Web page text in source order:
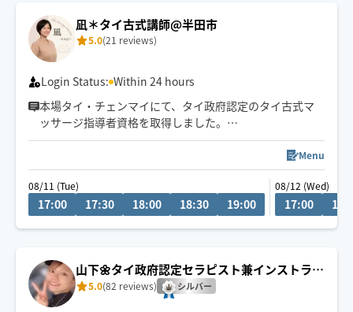
凪＊タイ古式講師@半田市
5.0(21 reviews)
Login Status: Within 24 hours
本場タイ・チェンマイにて、タイ政府認定のタイ古式マ
ッサージ指導者資格を取得しました。
予約リクエスト前にもチャットにてお気軽にお問い合わ
せください。
対応範囲外も条件によりご相談可能です。
アトピーのため、オイルマッサージはご対応できない場
合がございます。
Menu
08/11 (Tue)
17:00 17:30 18:00 18:30 19:00
08/12 (Wed)
17:00
山下🌼タイ政府認定セラピスト兼インストラク
ター🇹🇭
5.0(82 reviews) シルバー